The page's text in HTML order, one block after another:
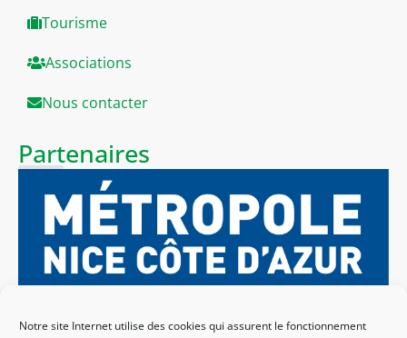
Notre site Internet utilise des cookies qui assurent le fonctionnement
Tourisme
Associations
Nous contacter
Partenaires